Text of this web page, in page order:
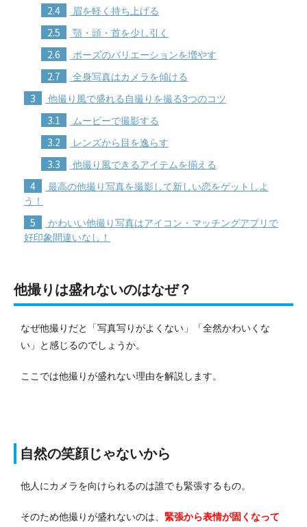
2.4 眉を軽く持ち上げる
2.5 顎・頭・首を少し引く
2.6 ポーズのバリエーションを増やす
2.7 全身写真はカメラを傾ける
3 他撮り風で盛れる自撮りを撮る3つのコツ
3.1 ムービーで撮影する
3.2 レンズから目を逸らす
3.3 他撮り風できるアイテムを揃える
4
最高の他撮り写真を撮影して新しい恋をゲットしよ
う！
5
かわいい他撮り写真はアイコン・マッチングアプリで
好印象間違いなし！
他撮りは盛れないのはなぜ？
なぜ他撮りだと「写真写りがよくない」「全然かわいくな
い」と感じるのでしょうか。
ここでは他撮りが盛れない理由を解説します。
自然の笑顔じゃないから
他人にカメラを向けられるのは誰でも緊張するもの。
そのため他撮りが盛れないのは、 緊張から表情が固くなって